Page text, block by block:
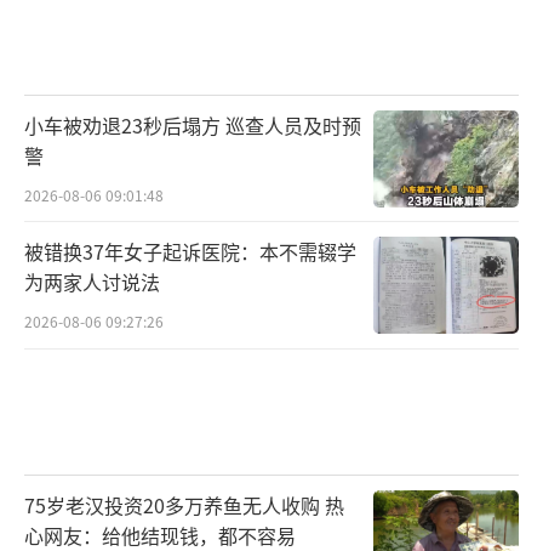
小车被劝退23秒后塌方 巡查人员及时预
警
2026-08-06 09:01:48
被错换37年女子起诉医院：本不需辍学
为两家人讨说法
2026-08-06 09:27:26
75岁老汉投资20多万养鱼无人收购 热
心网友：给他结现钱，都不容易